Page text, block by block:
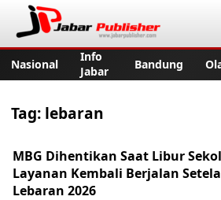
Nasional
Info
Jabar
Bandung
Tag: lebaran
MBG Dihentikan Saat Libur
Layanan Kembali Berjalan
Lebaran 2026